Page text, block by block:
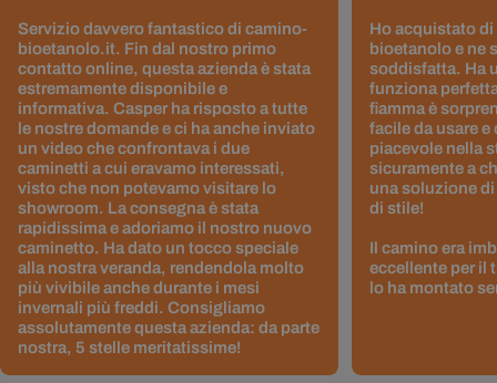
Servizio davvero fantastico di camino-
bioetanolo.it. Fin dal nostro primo
contatto online, questa azienda è stata
estremamente disponibile e
informativa. Casper ha risposto a tutte
le nostre domande e ci ha anche inviato
un video che confrontava i due
caminetti a cui eravamo interessati,
visto che non potevamo visitare lo
showroom. La consegna è stata
rapidissima e adoriamo il nostro nuovo
caminetto. Ha dato un tocco speciale
alla nostra veranda, rendendola molto
più vivibile anche durante i mesi
invernali più freddi. Consigliamo
assolutamente questa azienda: da parte
nostra, 5 stelle meritatissime!
Ho acquistato di
bioetanolo e ne
soddisfatta. Ha
funziona
fiamma è
facile da usare e
piacevole nella
sicuramente a
una soluzione
di stile!
Il camino era
eccellente per il
lo ha montato